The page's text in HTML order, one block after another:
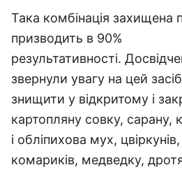
Така комбінація захищена
призводить в 90%
результативності.
звернули увагу на цей
знищити у відкритому і
картопляну совку, сарану,
і обліпихова мух,
комариків, медведку,